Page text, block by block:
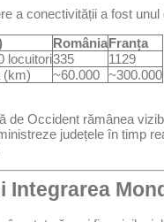
a conectivității a fost
RomâniaFranța
locuitori335
1129
(km)
~60.000 ~300.000
de Occident rămânea
județele în timp
Integrarea